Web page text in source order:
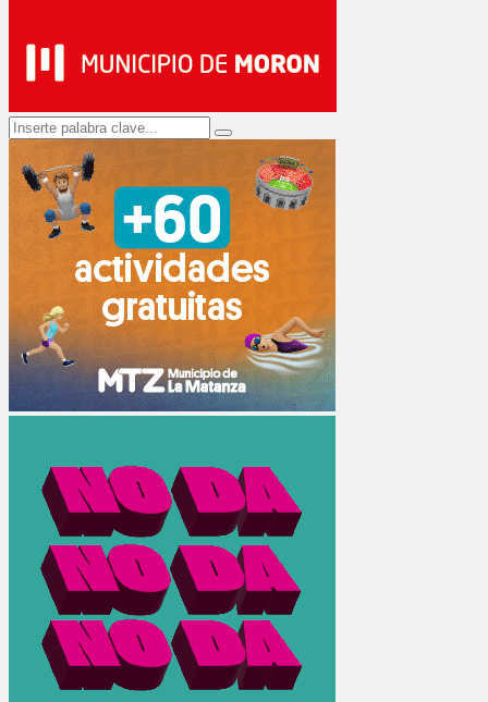
Search
for:
Search